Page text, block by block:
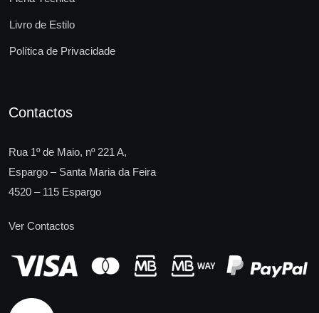
Livro de Estilo
Política de Privacidade
Contactos
Rua 1º de Maio, nº 221 A,
Espargo – Santa Maria da Feira
4520 – 115 Espargo
Ver Contactos